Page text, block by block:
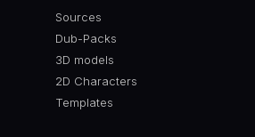
Sources
Dub-Packs
3D models
2D Characters
Templates